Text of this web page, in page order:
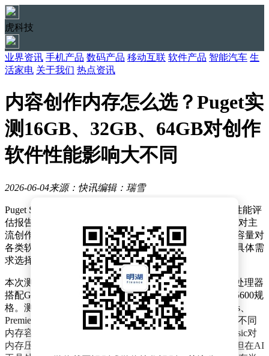
虎科技
业界资讯 手机产品 数码产品 移动互联 软件产品 智能汽车 生
活家电 关于我们 热点资讯
内容创作内存怎么选？Puget实
测16GB、32GB、64GB对创作
软件性能影响大不同
2026-06-04来源：快讯编辑：瑞雪
Puget Systems近日发布了一份针对内容创作场景的内存性能评
估报告，详细对比了16GB、32GB和64GB三种内存容量对主
流创作软件运行效率的影响。测试结果显示，不同内存容量对
各类软件的性能表现存在显著差异，专业创作者需根据具体需
求选择合适的内存配置。
本次测试平台采用AMD Ryzen 9 9950X3D2 Dual Edition处理器
搭配GeForce RTX 5080显卡，内存平台统一使用DDR5-5600规
格。测试覆盖Lightroom Classic、Photoshop、After Effects、
Premiere和DaVinci Resolve五款主流创作软件，重点考察不同
内存容量下软件的实际处理速度。其中，Lightroom Classic对
内存压力最为敏感，32GB内存总分仅比64GB低2.5%，但在AI